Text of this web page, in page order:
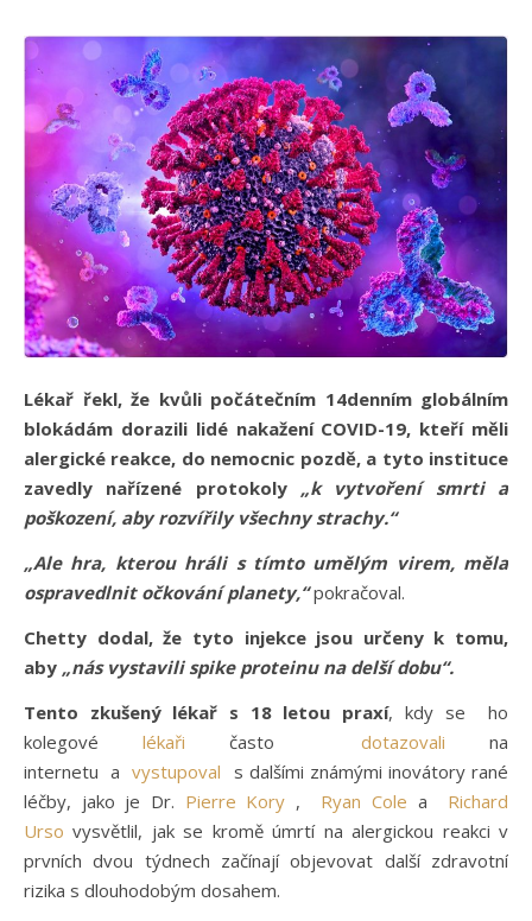
Lékař řekl, že kvůli počátečním 14denním globálním
blokádám dorazili lidé nakažení COVID-19, kteří měli
alergické reakce, do nemocnic pozdě, a tyto instituce
zavedly nařízené protokoly „k vytvoření smrti a
poškození, aby rozvířily všechny strachy.“
„Ale hra, kterou hráli s tímto umělým virem, měla
ospravedlnit očkování planety,“ pokračoval.
Chetty dodal, že tyto injekce jsou určeny k tomu,
aby „nás vystavili spike proteinu na delší dobu“.
Tento zkušený lékař s 18 letou praxí, kdy se ho
kolegové lékaři častodotazovali na
internetu avystupoval s dalšími známými inovátory rané
léčby, jako je Dr. Pierre Kory , Ryan Cole a Richard
Urso vysvětlil, jak se kromě úmrtí na alergickou reakci v
prvních dvou týdnech začínají objevovat další zdravotní
rizika s dlouhodobým dosahem.